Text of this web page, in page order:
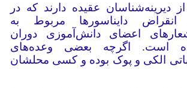
دیرینه‌شناسان عقیده دارند که در
دایناسورها مربوط به
اعضای دانش‌آموزی دوران
است. اگرچه بعضی وعده‌های
الکی و پوک بوده و کسی محلشان